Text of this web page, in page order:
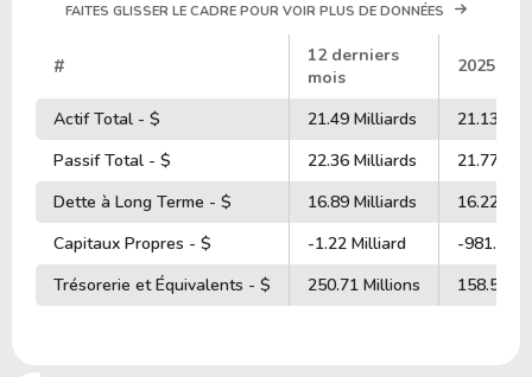
FAITES GLISSER LE CADRE POUR VOIR PLUS DE DONNÉES
#
12 derniers
mois
2025
Actif Total - $ 21.49 Milliards
21.13
Passif Total - $
22.36 Milliards
21.77
Dette à Long Terme - $
16.89 Milliards
16.22
Capitaux Propres - $
-1.22 Milliard
-981.01
Trésorerie et Équivalents - $
250.71 Millions 158.54